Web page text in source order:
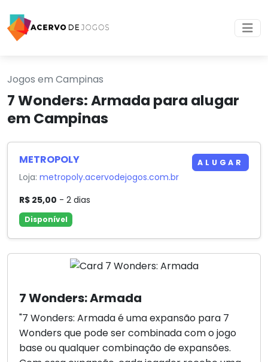
Jogos em Campinas
7 Wonders: Armada para alugar
em Campinas
7 Wonders: Armada
"7 Wonders: Armada é uma expansão para 7
Wonders que pode ser combinada com o jogo
base ou qualquer combinação de expansões.
METROPOLY
Loja:metropoly.acervodejogos.com.br
R$ 25,00 - 2 dias
Disponível
ALUGAR